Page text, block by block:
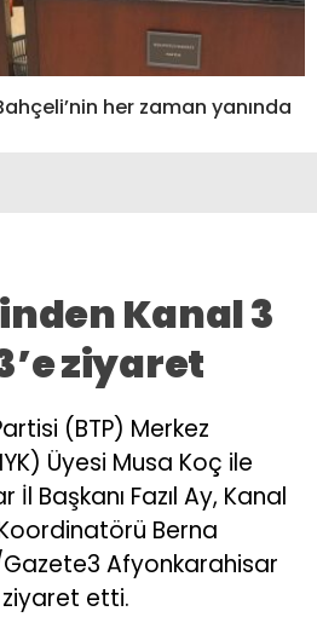
her zaman yanında
Kanal 3
ziyaret
(BTP) Merkez
Üyesi Musa Koç ile
İl Başkanı Fazıl Ay, Kanal
Berna
Gazete3 Afyonkarahisar
ziyaret etti.